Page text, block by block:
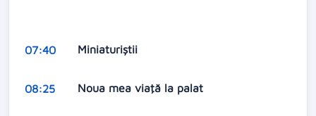
07:40 Miniaturiştii
08:25 Noua mea viaţă la palat